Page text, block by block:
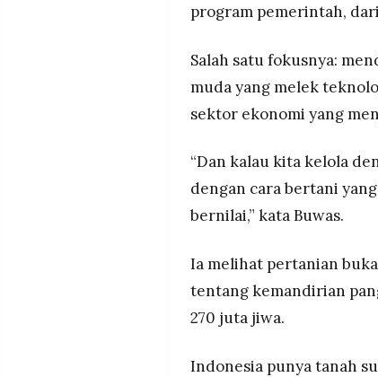
program pemerintah,
Salah satu fokusnya:
muda yang melek
sektor ekonomi yang
“Dan kalau kita kelola
dengan cara bertani
bernilai,” kata Buwas.
Ia melihat pertanian
tentang kemandirian
270 juta jiwa.
Indonesia punya tanah